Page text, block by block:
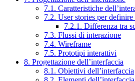
7.1. Caratteristiche
7.2. User stories per definire
7.2.1. Differenza tra
7.3. Flussi di interazione
7.4. Wireframe
7.5. Prototipi interattivi
8. Progettazione dell’interfaccia
8.1. Obiettivi dell’interfaccia